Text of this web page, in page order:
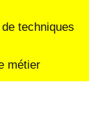
techniques
métier